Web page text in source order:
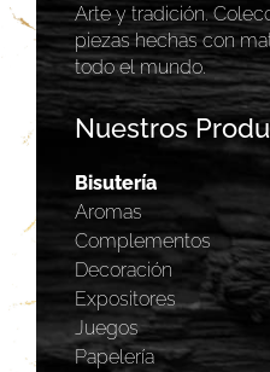
Arte y tradición.
piezas hechas con
todo el mundo.
Nuestros
Bisutería
Aromas
Complementos
Decoración
Expositores
Juegos
Papelería